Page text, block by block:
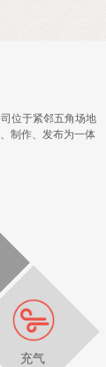
位于紧邻五角场地
制作、发布为一体
充气